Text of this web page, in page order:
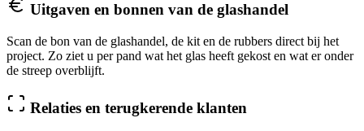
Uitgaven en bonnen van de glashandel
Scan de bon van de glashandel, de kit en de rubbers direct bij het
project. Zo ziet u per pand wat het glas heeft gekost en wat er onder
de streep overblijft.
Relaties en terugkerende klanten